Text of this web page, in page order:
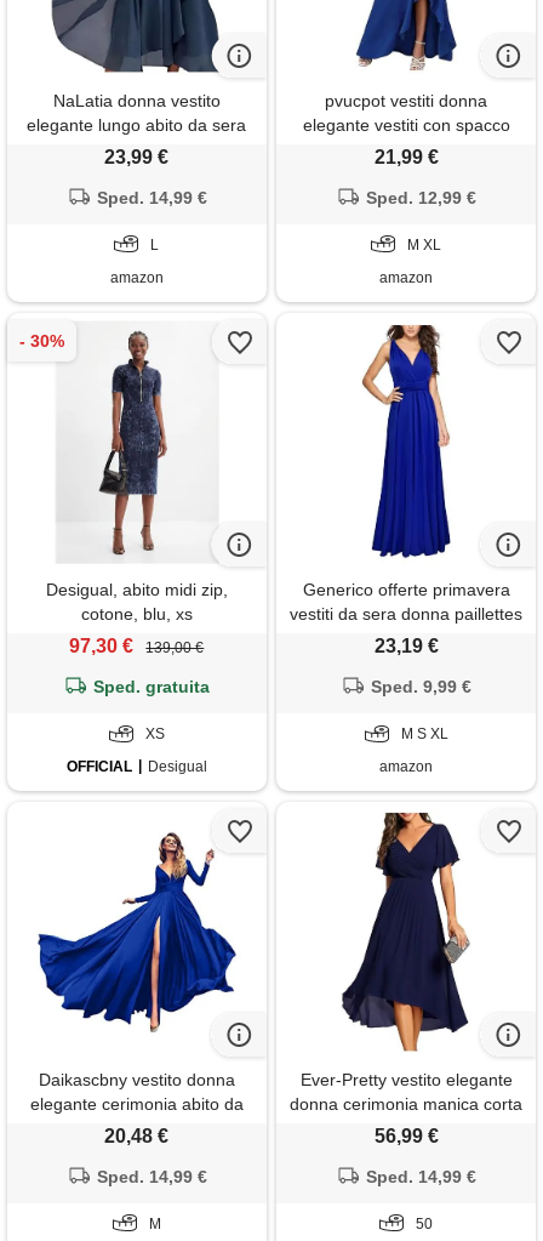
NaLatia donna vestito
elegante lungo abito da sera
scollo a v manica corta
aderente abito estivo taglie
23,99 €
Sped. 14,99 €
L
amazon
pvucpot vestiti donna
elegante vestiti con spacco
estivi vestito al ginocchio
casual vestito da sera
21,99 €
Sped. 12,99 €
M XL
amazon
Desigual, abito midi zip,
cotone, blu, xs
97,30 € 139,00 €
Sped. gratuita
XS
OFFICIAL
Desigual
Generico offerte primavera
vestiti da sera donna paillettes
donna abbigliamento vestito
elegante bianco donna mini
magliette donna manica corta
offerte
23,19 €
Sped. 9,99 €
M S XL
amazon
Daikascbny vestito donna
elegante cerimonia abito da
donna classico spalline
eleganti alla moda lunghi
abiti donna slim fit
20,48 €
Sped. 14,99 €
M
Ever-Pretty vestito elegante
donna cerimonia manica corta
collo a v gonna midi blu navy
56,99 €
Sped. 14,99 €
50